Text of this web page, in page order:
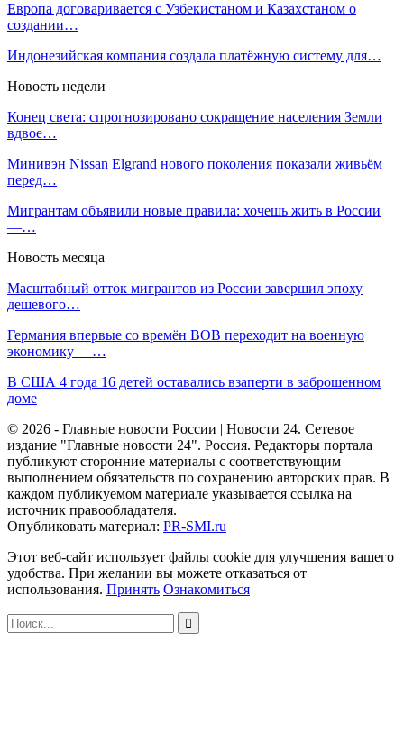
Европа договаривается с Узбекистаном и Казахстаном о
создании…
Индонезийская компания создала платёжную систему для…
Новость недели
Конец света: спрогнозировано сокращение населения Земли
вдвое…
Минивэн Nissan Elgrand нового поколения показали живьём
перед…
Мигрантам объявили новые правила: хочешь жить в России
—…
Новость месяца
Масштабный отток мигрантов из России завершил эпоху
дешевого…
Германия впервые со времён ВОВ переходит на военную
экономику —…
В США 4 года 16 детей оставались взаперти в заброшенном
доме
© 2026 - Главные новости России | Новости 24. Сетевое
издание "Главные новости 24". Россия. Редакторы портала
публикуют сторонние материалы с соответствующим
выполнением обязательств по сохранению авторских прав. В
каждом публикуемом материале указывается ссылка на
источник правообладателя.
Опубликовать материал: PR-SMI.ru
Этот веб-сайт использует файлы cookie для улучшения вашего
удобства. При желании вы можете отказаться от
использования. Принять Ознакомиться